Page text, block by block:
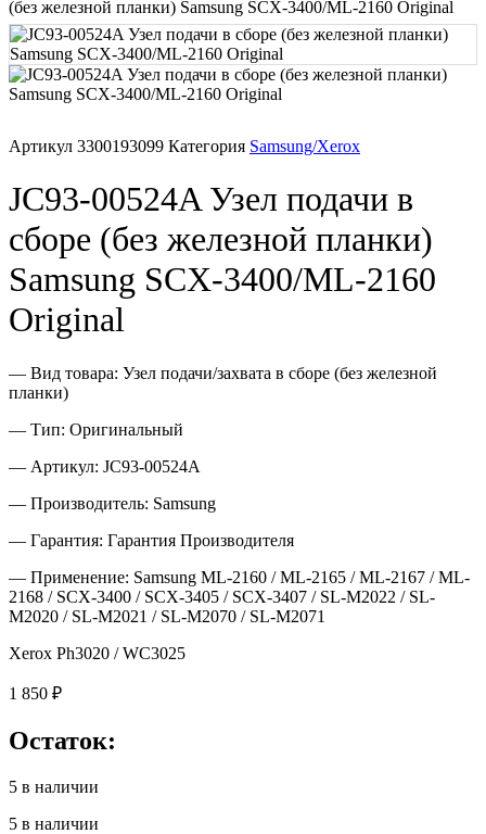
Печатающая головка для принтера
Ремонт принтера. Услуги Сервисного центра.
Скрепки для финишера
Средства для сервиса / Оборудование
Стяжки для кабеля
Товары без категории
(без железной планки) Samsung SCX-3400/ML-2160 Original
Артикул 3300193099 Категория Samsung/Xerox
JC93-00524A Узел подачи в
сборе (без железной планки)
Samsung SCX-3400/ML-2160
Original
— Вид товара: Узел подачи/захвата в сборе (без железной
планки)
— Тип: Оригинальный
— Артикул: JC93-00524A
— Производитель: Samsung
— Гарантия: Гарантия Производителя
— Применение: Samsung ML-2160 / ML-2165 / ML-2167 / ML-
2168 / SCX-3400 / SCX-3405 / SCX-3407 / SL-M2022 / SL-
M2020 / SL-M2021 / SL-M2070 / SL-M2071
Xerox Ph3020 / WC3025
1 850 ₽
Остаток:
5 в наличии
5 в наличии